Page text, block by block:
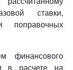
ставки,
поправочных
финансового
в расчете на